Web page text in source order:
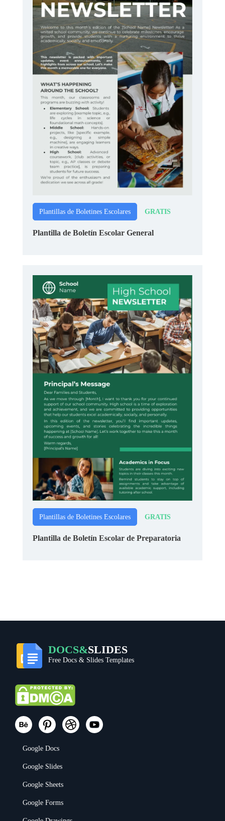
Plantillas de Boletines Escolares GRATIS
Plantilla de Boletín Escolar General
Plantillas de Boletines Escolares GRATIS
Plantilla de Boletín Escolar de Preparatoria
DOCS&SLIDES
Free Docs & Slides Templates
Google Docs
Google Slides
Google Sheets
Google Forms